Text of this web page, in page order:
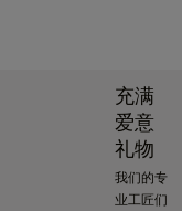
充满
爱意
礼物
我们的专
业工匠们